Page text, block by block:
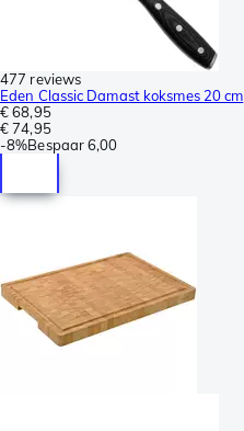
477 reviews
Eden Classic Damast koksmes 20 cm
€ 68,95
€ 74,95
-8%Bespaar6,00